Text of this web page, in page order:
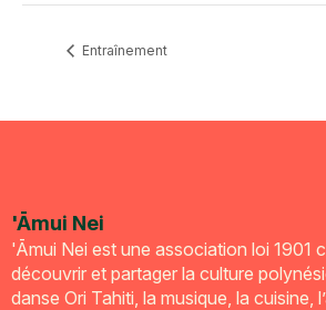
Entraînement
'Āmui Nei
'Āmui Nei est une association loi 1901
découvrir et partager la culture
danse Ori Tahiti, la musique, la cuisine,